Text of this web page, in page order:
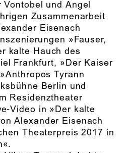
Vontobel und Angel
Zusammenarbeit
Eisenach
»Fauser,
kalte Hauch des
Frankfurt, »Der Kaiser
Tyrann
Berlin und
Residenztheater
Video in »Der kalte
Alexander Eisenach
Theaterpreis 2017 in